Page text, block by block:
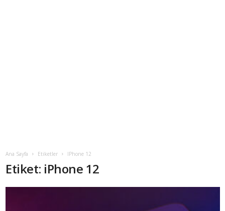
Ana Sayfa Etiketler IPhone 12
Etiket: iPhone 12